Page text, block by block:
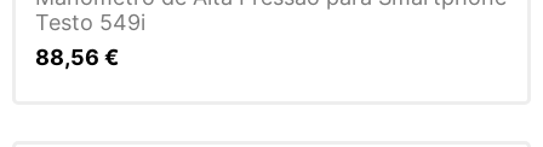
Testo 549i
88,56 €